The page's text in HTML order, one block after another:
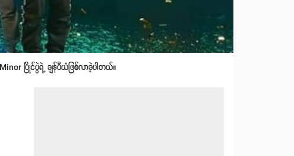
ပြိုင်ပွဲရဲ့ ချန်ပီယံဖြစ်လာခဲ့ပါတယ်။